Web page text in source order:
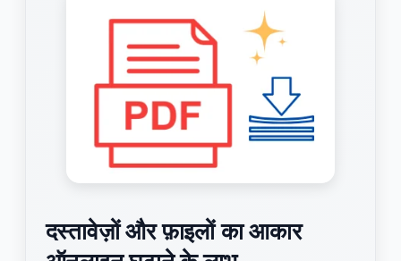
दस्तावेज़ों और फ़ाइलों का आकार